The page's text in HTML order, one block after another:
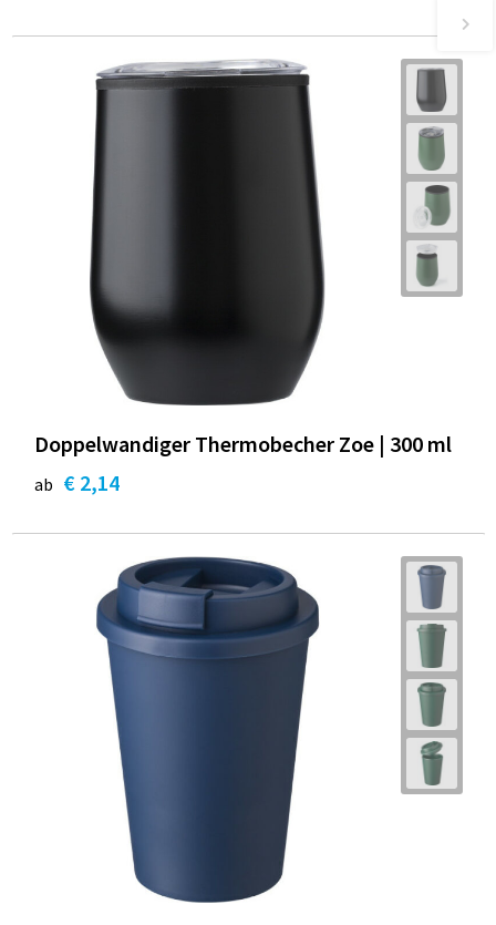
Doppelwandiger Thermobecher Zoe | 300 ml
ab € 2,14